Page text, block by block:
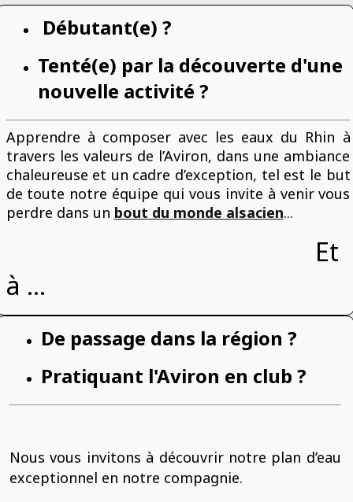
Débutant(e) ?
Tenté(e) par la découverte d'une
nouvelle activité ?
Apprendre à composer avec les eaux du Rhin à
travers les valeurs de l’Aviron, dans une ambiance
chaleureuse et un cadre d’exception, tel est le but
de toute notre équipe qui vous invite à venir vous
perdre dans un bout du monde alsacien...
Et
à ...
De passage dans la région ?
Pratiquant l'Aviron en club ?
Nous vous invitons à découvrir notre plan d’eau
exceptionnel en notre compagnie.